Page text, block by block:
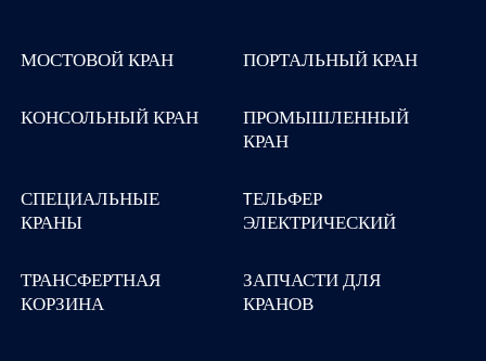
МОСТОВОЙ КРАН
ПОРТАЛЬНЫЙ КРАН
КОНСОЛЬНЫЙ КРАН
ПРОМЫШЛЕННЫЙ
КРАН
СПЕЦИАЛЬНЫЕ
КРАНЫ
TЕЛЬФЕР
ЭЛЕКТРИЧЕСКИЙ
ТРАНСФЕРТНАЯ
КОРЗИНА
ЗАПЧАСТИ ДЛЯ
КРАНОВ